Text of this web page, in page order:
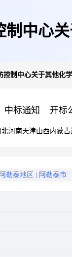
制中心
控制中心关于其他化
中标通知 开标
北河南天津山西内蒙古
阿勒泰地区 阿勒泰市